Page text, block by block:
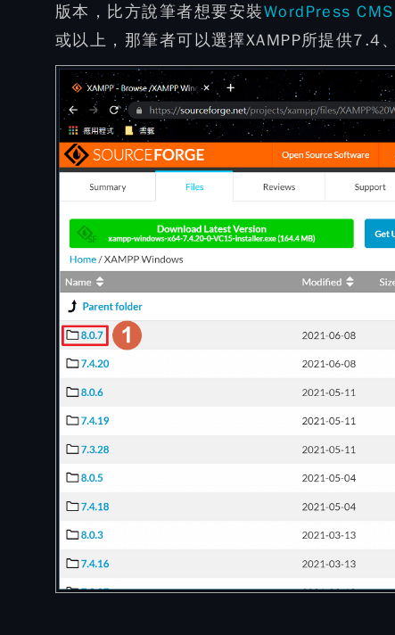
版本，比方說筆者想要安裝WordPress CMS
或以上，那筆者可以選擇XAMPP所提供7.4